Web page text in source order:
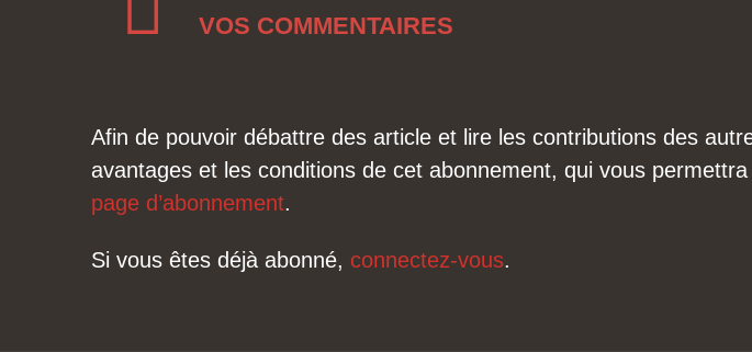
VOS COMMENTAIRES
Afin de pouvoir débattre des article et lire les contributions des
avantages et les conditions de cet abonnement, qui vous
page d’abonnement.
Si vous êtes déjà abonné, connectez-vous.